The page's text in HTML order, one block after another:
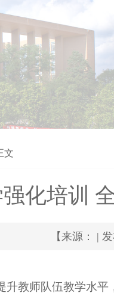
文
化培训
【来源： |
教师队伍教学水